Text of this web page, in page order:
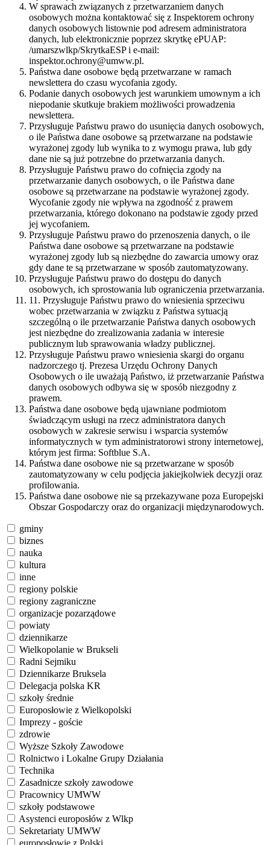
W sprawach związanych z przetwarzaniem danych
osobowych można kontaktować się z Inspektorem ochrony
danych osobowych listownie pod adresem administratora
danych, lub elektronicznie poprzez skrytkę ePUAP:
/umarszwlkp/SkrytkaESP i e-mail:
inspektor.ochrony@umww.pl.
Państwa dane osobowe będą przetwarzane w ramach
newslettera do czasu wycofania zgody.
Podanie danych osobowych jest warunkiem umownym a ich
niepodanie skutkuje brakiem możliwości prowadzenia
newslettera.
Przysługuje Państwu prawo do usunięcia danych osobowych,
o ile Państwa dane osobowe są przetwarzane na podstawie
wyrażonej zgody lub wynika to z wymogu prawa, lub gdy
dane nie są już potrzebne do przetwarzania danych.
Przysługuje Państwu prawo do cofnięcia zgody na
przetwarzanie danych osobowych, o ile Państwa dane
osobowe są przetwarzane na podstawie wyrażonej zgody.
Wycofanie zgody nie wpływa na zgodność z prawem
przetwarzania, którego dokonano na podstawie zgody przed
jej wycofaniem.
Przysługuje Państwu prawo do przenoszenia danych, o ile
Państwa dane osobowe są przetwarzane na podstawie
wyrażonej zgody lub są niezbędne do zawarcia umowy oraz
gdy dane te są przetwarzane w sposób zautomatyzowany.
Przysługuje Państwu prawo do dostępu do danych
osobowych, ich sprostowania lub ograniczenia przetwarzania.
11. Przysługuje Państwu prawo do wniesienia sprzeciwu
wobec przetwarzania w związku z Państwa sytuacją
szczególną o ile przetwarzanie Państwa danych osobowych
jest niezbędne do zrealizowania zadania w interesie
publicznym lub sprawowania władzy publicznej.
Przysługuje Państwu prawo wniesienia skargi do organu
nadzorczego tj. Prezesa Urzędu Ochrony Danych
Osobowych o ile uważają Państwo, iż przetwarzanie Państwa
danych osobowych odbywa się w sposób niezgodny z
prawem.
Państwa dane osobowe będą ujawniane podmiotom
świadczącym usługi na rzecz administratora danych
osobowych w zakresie serwisu i wsparcia systemów
informatycznych w tym administratorowi strony internetowej,
którym jest firma: Softblue S.A.
Państwa dane osobowe nie są przetwarzane w sposób
zautomatyzowany w celu podjęcia jakiejkolwiek decyzji oraz
profilowania.
Państwa dane osobowe nie są przekazywane poza Europejski
Obszar Gospodarczy oraz do organizacji międzynarodowych.
gminy
biznes
nauka
kultura
inne
regiony polskie
regiony zagraniczne
organizacje pozarządowe
powiaty
dziennikarze
Wielkopolanie w Brukseli
Radni Sejmiku
Dziennikarze Bruksela
Delegacja polska KR
szkoły średnie
Europosłowie z Wielkopolski
Imprezy - goście
zdrowie
Wyższe Szkoły Zawodowe
Rolnictwo i Lokalne Grupy Działania
Technika
Zasadnicze szkoły zawodowe
Pracownicy UMWW
szkoły podstawowe
Asystenci europosłów z Wlkp
Sekretariaty UMWW
europosłowie z Polski